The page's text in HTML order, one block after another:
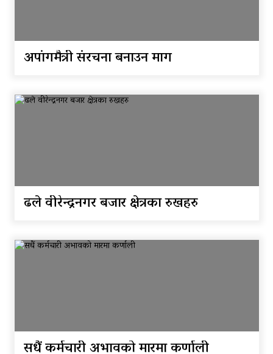
अपांगमैत्री संरचना बनाउन माग
ढले वीरेन्द्रनगर बजार क्षेत्रका रुखहरु
सधैं कर्मचारी अभावको मारमा कर्णाली